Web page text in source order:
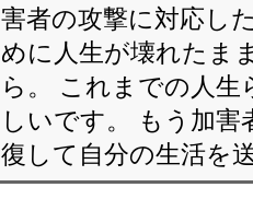
害者の攻撃に対応し
めに人生が壊れたま
ら。 これまでの人
しいです。 もう加
復して自分の生活を